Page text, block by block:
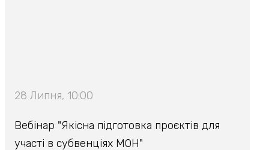
28 Липня, 10:00
Вебінар "Якісна підготовка проєктів для
участі в субвенціях МОН"